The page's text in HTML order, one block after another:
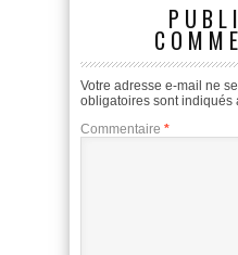
Votre adresse e-mail ne
obligatoires sont indiqués
Commentaire *